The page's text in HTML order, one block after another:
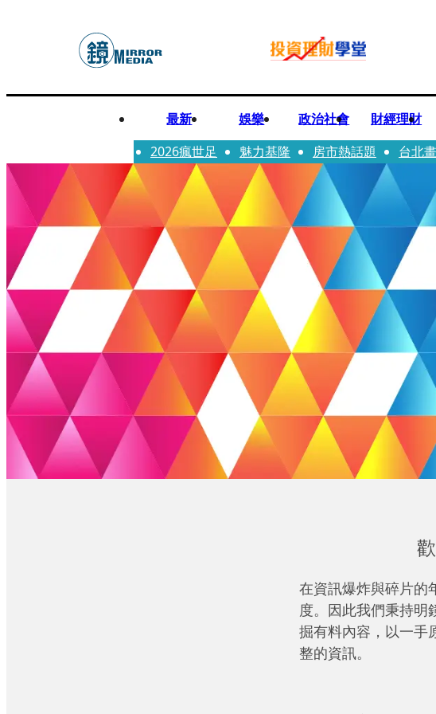
最新 娛樂 政治社會 財經理財
2026瘋世足
魅力基隆 房市熱話題 台北
在資訊爆炸與碎片的
度。因此我們秉持明
掘有料內容，以一手
整的資訊。